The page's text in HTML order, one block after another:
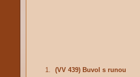
1. (VV 439) Buvol s runou